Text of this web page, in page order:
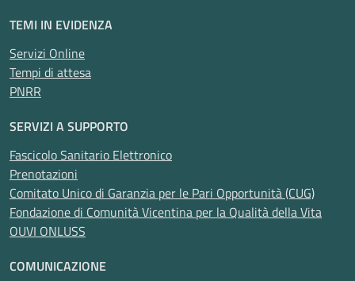
TEMI IN EVIDENZA
Servizi Online
Tempi di attesa
PNRR
SERVIZI A SUPPORTO
Fascicolo Sanitario Elettronico
Prenotazioni
Comitato Unico di Garanzia per le Pari Opportunità (CUG)
Fondazione di Comunità Vicentina per la Qualità della Vita
OUVI ONLUSS
COMUNICAZIONE